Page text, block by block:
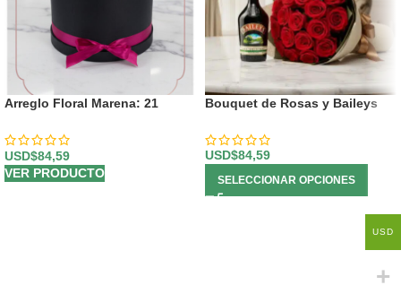
Arreglo Floral Marena: 21
Frescas ⚜️
USD$84,59
VER PRODUCTO
Bouquet de Rosas y Baileys
USD$84,59
SELECCIONAR OPCIONES
USD